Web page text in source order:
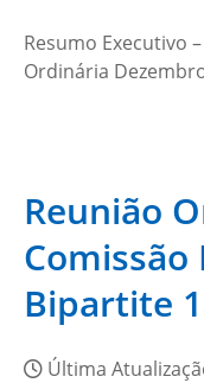
Resumo Executivo
Ordinária
Reunião
Bipartite
Última